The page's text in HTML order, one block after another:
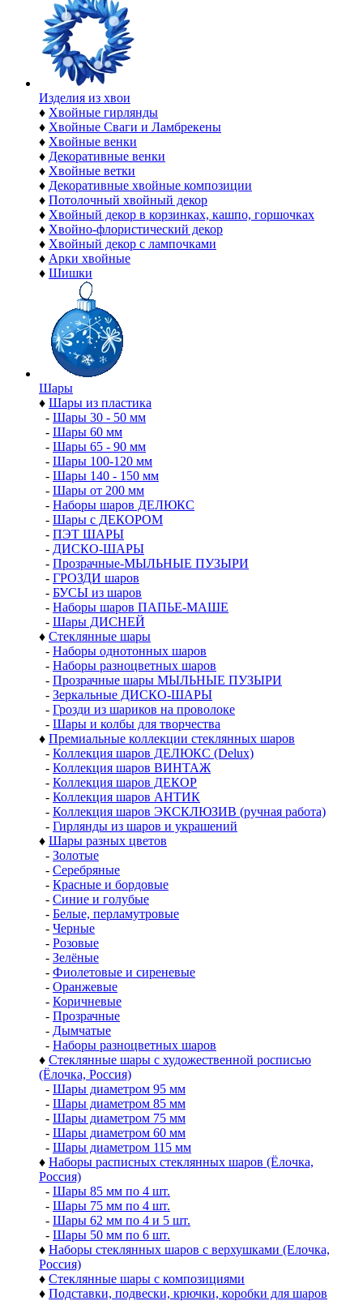
Изделия из хвои
♦ Хвойные гирлянды
♦ Хвойные Сваги и Ламбрекены
♦ Хвойные венки
♦ Декоративные венки
♦ Хвойные ветки
♦ Декоративные хвойные композиции
♦ Потолочный хвойный декор
♦ Хвойный декор в корзинках, кашпо, горшочках
♦ Хвойно-флористический декор
♦ Хвойный декор с лампочками
♦ Арки хвойные
♦ Шишки
Шары
♦ Шары из пластика
- Шары 30 - 50 мм
- Шары 60 мм
- Шары 65 - 90 мм
- Шары 100-120 мм
- Шары 140 - 150 мм
- Шары от 200 мм
- Наборы шаров ДЕЛЮКС
- Шары с ДЕКОРОМ
- ПЭТ ШАРЫ
- ДИСКО-ШАРЫ
- Прозрачные-МЫЛЬНЫЕ ПУЗЫРИ
- ГРОЗДИ шаров
- БУСЫ из шаров
- Наборы шаров ПАПЬЕ-МАШЕ
- Шары ДИСНЕЙ
♦ Стеклянные шары
- Наборы однотонных шаров
- Наборы разноцветных шаров
- Прозрачные шары МЫЛЬНЫЕ ПУЗЫРИ
- Зеркальные ДИСКО-ШАРЫ
- Грозди из шариков на проволоке
- Шары и колбы для творчества
♦ Премиальные коллекции стеклянных шаров
- Коллекция шаров ДЕЛЮКС (Delux)
- Коллекция шаров ВИНТАЖ
- Коллекция шаров ДЕКОР
- Коллекция шаров АНТИК
- Коллекция шаров ЭКСКЛЮЗИВ (ручная работа)
- Гирлянды из шаров и украшений
♦ Шары разных цветов
- Золотые
- Серебряные
- Красные и бордовые
- Синие и голубые
- Белые, перламутровые
- Черные
- Розовые
- Зелёные
- Фиолетовые и сиреневые
- Оранжевые
- Коричневые
- Прозрачные
- Дымчатые
- Наборы разноцветных шаров
♦ Стеклянные шары с художественной росписью
(Ёлочка, Россия)
- Шары диаметром 95 мм
- Шары диаметром 85 мм
- Шары диаметром 75 мм
- Шары диаметром 60 мм
- Шары диаметром 115 мм
♦ Наборы расписных стеклянных шаров (Ёлочка,
Россия)
- Шары 85 мм по 4 шт.
- Шары 75 мм по 4 шт.
- Шары 62 мм по 4 и 5 шт.
- Шары 50 мм по 6 шт.
♦ Наборы стеклянных шаров с верхушками (Елочка,
Россия)
♦ Стеклянные шары с композициями
♦ Подставки, подвески, крючки, коробки для шаров